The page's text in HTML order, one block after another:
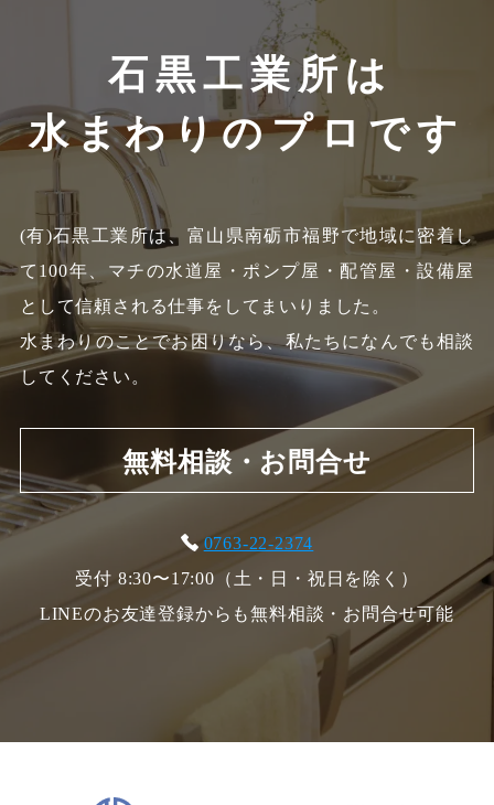
石黒工業所は
水まわりのプロです
(有)石黒工業所は、富山県南砺市福野で地域に密着し
て100年、 マチの水道屋・ポンプ屋・配管屋・設備屋
として信頼される仕事をしてまいりました。
水まわりのことでお困りなら、私たちになんでも相談
してください。
無料相談・お問合せ
0763-22-2374
受付 8:30〜17:00（土・日・祝日を除く）
LINEのお友達登録からも無料相談・お問合せ可能